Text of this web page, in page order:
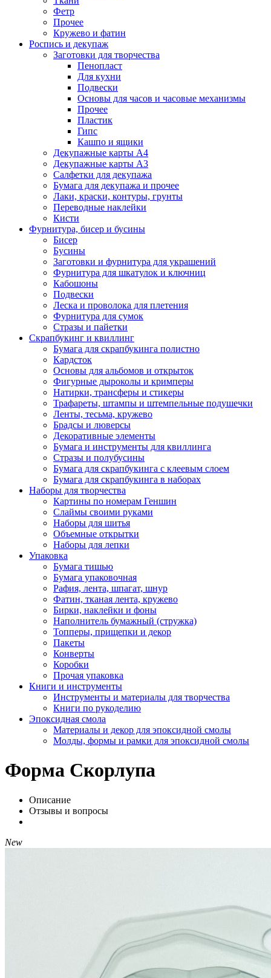
Фетр
Прочее
Кружево и фатин
Роспись и декупаж
Заготовки для творчества
Пенопласт
Для кухни
Подвески
Основы для часов и часовые механизмы
Прочее
Пластик
Гипс
Кашпо и ящики
Декупажные карты А4
Декупажные карты А3
Салфетки для декупажа
Бумага для декупажа и прочее
Лаки, краски, контуры, грунты
Переводные наклейки
Кисти
Фурнитура, бисер и бусины
Бисер
Бусины
Заготовки и фурнитура для украшений
Фурнитура для шкатулок и ключниц
Кабошоны
Подвески
Леска и проволока для плетения
Фурнитура для сумок
Стразы и пайетки
Скрапбукинг и квиллинг
Бумага для скрапбукинга полистно
Кардсток
Основы для альбомов и открыток
Фигурные дыроколы и кримперы
Натирки, трансферы и стикеры
Трафареты, штампы и штемпельные подушечки
Ленты, тесьма, кружево
Брадсы и люверсы
Декоративные элементы
Бумага и инструменты для квиллинга
Стразы и полубусины
Бумага для скрапбукинга с клеевым слоем
Бумага для скрапбукинга в наборах
Наборы для творчества
Картины по номерам Геншин
Слаймы своими руками
Наборы для шитья
Объемные открытки
Наборы для лепки
Упаковка
Бумага тишью
Бумага упаковочная
Рафия, лента, шпагат, шнур
Фатин, тканая лента, кружево
Бирки, наклейки и фоны
Наполнитель бумажный (стружка)
Топперы, прищепки и декор
Пакеты
Конверты
Коробки
Прочая упаковка
Книги и инструменты
Инструменты и материалы для творчества
Книги по рукоделию
Эпоксидная смола
Материалы и декор для эпоксидной смолы
Молды, формы и рамки для эпоксидной смолы
Форма Скорлупа
Описание
Отзывы и вопросы
New